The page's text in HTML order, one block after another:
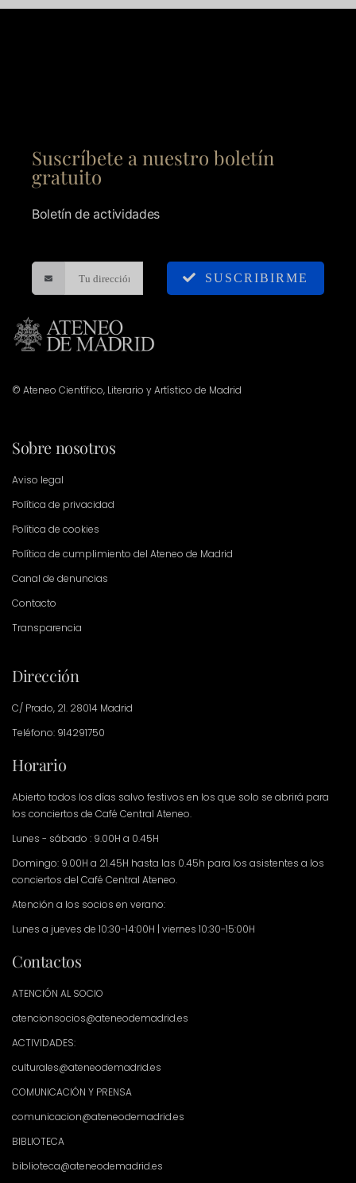
Suscríbete a nuestro boletín
gratuito
Boletín de actividades
SUSCRIBIRME
© Ateneo Científico, Literario y Artístico de Madrid
Sobre nosotros
Aviso legal
Política de privacidad
Política de cookies
Política de cumplimiento del Ateneo de Madrid
Canal de denuncias
Contacto
Transparencia
Dirección
C/ Prado, 21. 28014 Madrid
Teléfono: 914291750
Horario
Abierto todos los días salvo festivos en los que solo se abrirá para
los conciertos de Café Central Ateneo.
Lunes - sábado : 9.00H a 0.45H
Domingo: 9.00H a 21.45H hasta las 0.45h para los asistentes a los
conciertos del Café Central Ateneo.
Atención a los socios en verano:
Lunes a jueves de 10:30-14:00H | viernes 10:30-15:00H
Contactos
ATENCIÓN AL SOCIO
atencionsocios@ateneodemadrid.es
ACTIVIDADES:
culturales@ateneodemadrid.es
COMUNICACIÓN Y PRENSA
comunicacion@ateneodemadrid.es
BIBLIOTECA
biblioteca@ateneodemadrid.es